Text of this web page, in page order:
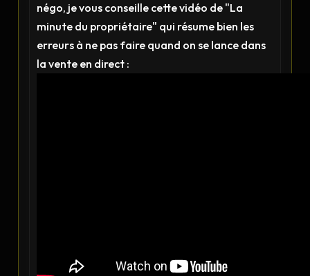
négo, je vous conseille cette vidéo de "La
minute du propriétaire" qui résume bien les
erreurs à ne pas faire quand on se lance dans
la vente en direct :